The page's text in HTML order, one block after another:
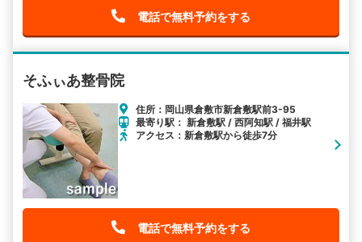
電話で無料予約をする
そふぃあ整骨院
住所：岡山県倉敷市新倉敷駅前3-95
最寄り駅： 新倉敷駅 / 西阿知駅 / 福井駅
アクセス：新倉敷駅から徒歩7分
電話で無料予約をする